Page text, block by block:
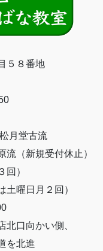
５８番地
堂古流
規受付休止）
）
日月２回）
口向かい側、
北進